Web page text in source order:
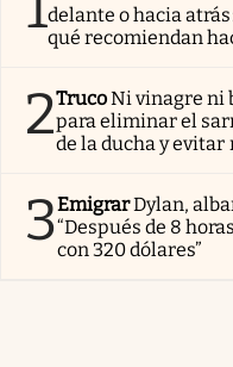
delante o hacia
qué recomiendan
2TrucoNi vinagre ni
para eliminar el
de la ducha y
3EmigrarDylan,
“Después de 8
con 320 dólares”